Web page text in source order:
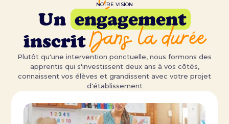
NOTRE VISION
Un engagement
inscritDans la durée
Plutôt qu'une intervention ponctuelle, nous formons des
apprentis qui s'investissent deux ans à vos côtés,
connaissent vos élèves et grandissent avec votre projet
d'établissement